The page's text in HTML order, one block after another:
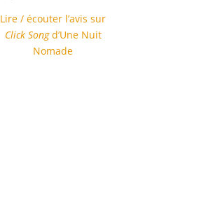
Lire / écouter l’avis sur
Click Songd’Une Nuit
Nomade